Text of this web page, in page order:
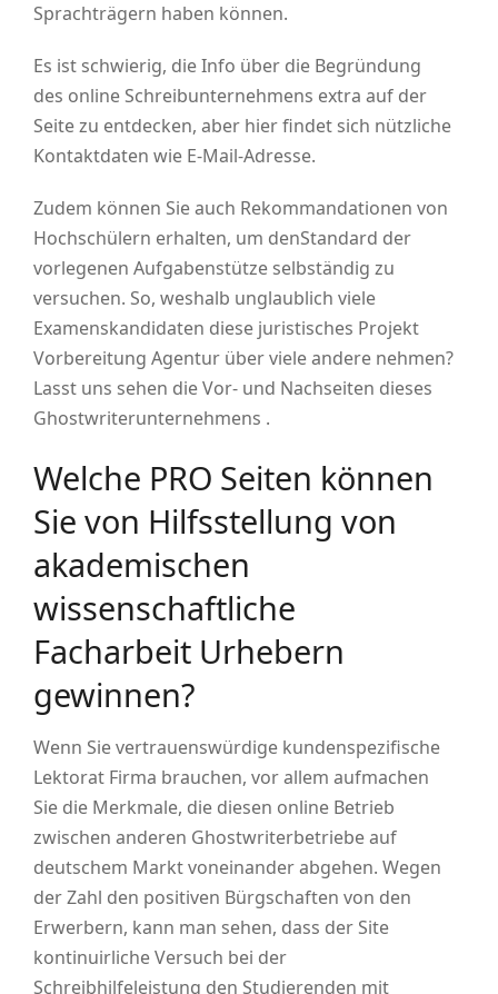
Sprachträgern haben können.
Es ist schwierig, die Info über die Begründung
des online Schreibunternehmens extra auf der
Seite zu entdecken, aber hier findet sich nützliche
Kontaktdaten wie E-Mail-Adresse.
Zudem können Sie auch Rekommandationen von
Hochschülern erhalten, um denStandard der
vorlegenen Aufgabenstütze selbständig zu
versuchen. So, weshalb unglaublich viele
Examenskandidaten diese juristisches Projekt
Vorbereitung Agentur über viele andere nehmen?
Lasst uns sehen die Vor- und Nachseiten dieses
Ghostwriterunternehmens .
Welche PRO Seiten können
Sie von Hilfsstellung von
akademischen
wissenschaftliche
Facharbeit Urhebern
gewinnen?
Wenn Sie vertrauenswürdige kundenspezifische
Lektorat Firma brauchen, vor allem aufmachen
Sie die Merkmale, die diesen online Betrieb
zwischen anderen Ghostwriterbetriebe auf
deutschem Markt voneinander abgehen. Wegen
der Zahl den positiven Bürgschaften von den
Erwerbern, kann man sehen, dass der Site
kontinuirliche Versuch bei der
Schreibhilfeleistung den Studierenden mit